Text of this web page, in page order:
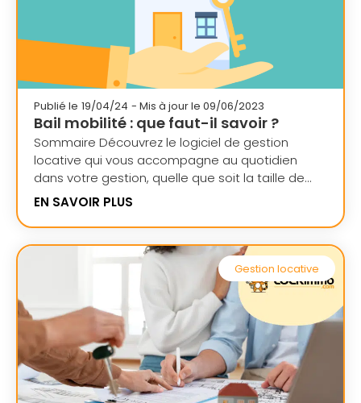
Publié le 19/04/24 - Mis à jour le 09/06/2023
Bail mobilité : que faut-il savoir ?
Sommaire Découvrez le logiciel de gestion
locative qui vous accompagne au quotidien
dans votre gestion, quelle que soit la taille de...
EN SAVOIR PLUS
Gestion locative